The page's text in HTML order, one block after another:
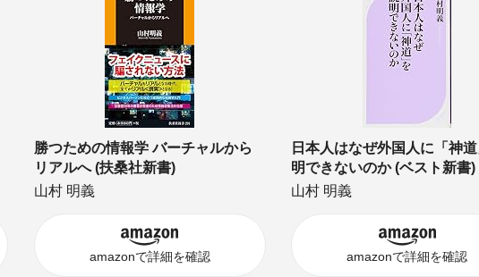
勝つための情報学 バーチャルから
リアルへ (扶桑社新書)
山村 明義
amazonで詳細を確認
日本人はなぜ外国人に「神
明できないのか (ベスト新書)
山村 明義
amazonで詳細を確認